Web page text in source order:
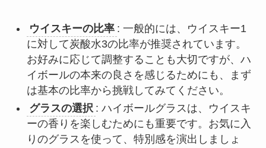
ウイスキーの比率 : 一般的には、ウイスキー1
に対して炭酸水3の比率が推奨されています。
お好みに応じて調整することも大切ですが、ハ
イボールの本来の良さを感じるためにも、まず
は基本の比率から挑戦してみてください。
グラスの選択 : ハイボールグラスは、ウイスキ
ーの香りを楽しむためにも重要です。お気に入
りのグラスを使って、特別感を演出しましょ